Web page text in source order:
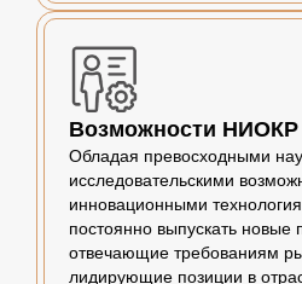
Возможности НИОКР
Обладая превосходными
исследовательскими
инновационными
постоянно выпускать новые
отвечающие требованиям
лидирующие позиции в